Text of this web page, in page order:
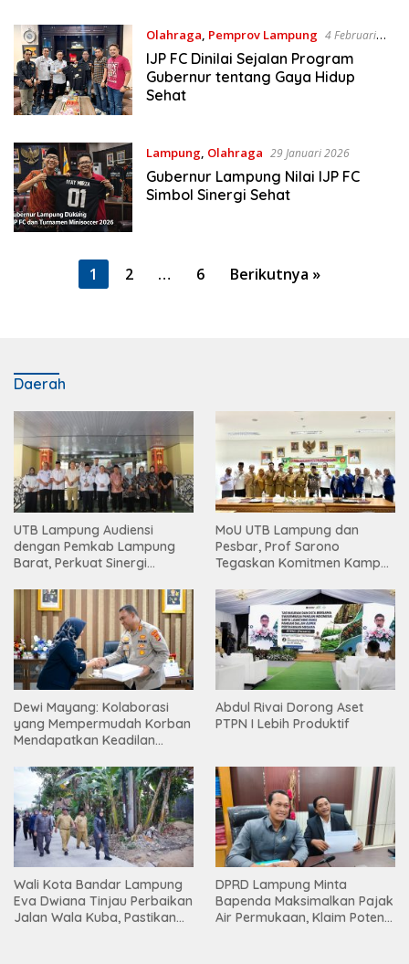
Olahraga, Pemprov Lampung 4 Februari
2026
IJP FC Dinilai Sejalan Program
Gubernur tentang Gaya Hidup
Sehat
Lampung, Olahraga 29 Januari 2026
Gubernur Lampung Nilai IJP FC
Simbol Sinergi Sehat
Paginasi
1 2 … 6 Berikutnya »
Daerah
UTB Lampung Audiensi
dengan Pemkab Lampung
Barat, Perkuat Sinergi
Tinggi
MoU UTB Lampung dan
Pesbar, Prof Sarono
Tegaskan Komitmen Kampus
Masyarakat
Dewi Mayang: Kolaborasi
yang Mempermudah Korban
Mendapatkan Keadilan
Abdul Rivai Dorong Aset
PTPN I Lebih Produktif
Wali Kota Bandar Lampung
Eva Dwiana Tinjau Perbaikan
Jalan Wala Kuba, Pastikan
DPRD Lampung Minta
Bapenda Maksimalkan Pajak
Air Permukaan, Klaim Potensi